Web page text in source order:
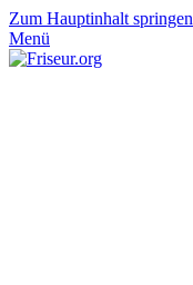
Zum Hauptinhalt springen
Menü